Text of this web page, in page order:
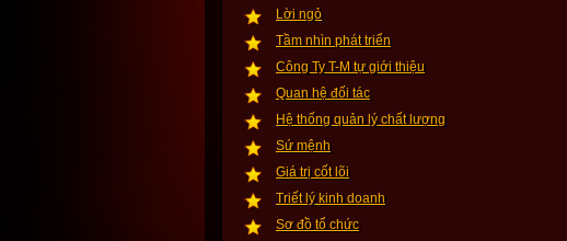
Lời ngỏ
Tầm nhìn phát triển
Công Ty T-M tự giới thiệu
Quan hệ đối tác
Hệ thống quản lý chất lượng
Sứ mệnh
Giá trị cốt lõi
Triết lý kinh doanh
Sơ đồ tổ chức